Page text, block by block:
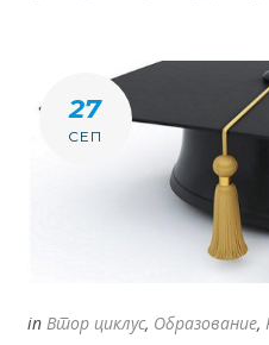
27
СЕП
in Втор циклус, Образование,